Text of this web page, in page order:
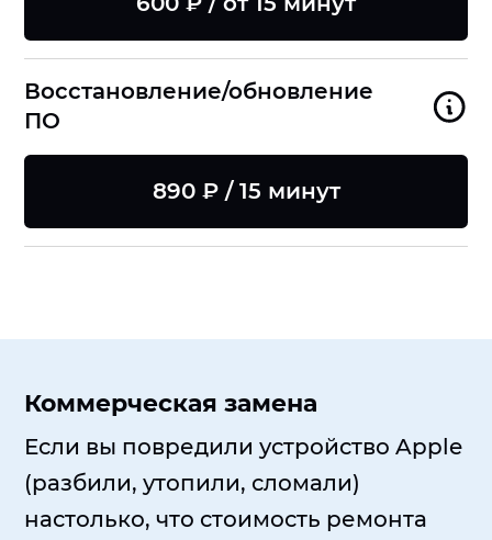
Восстановление/обновление
ПО
890 ₽ / 15 минут
Коммерческая замена
Если вы повредили устройство Apple
(разбили, утопили, сломали)
настолько, что стоимость ремонта